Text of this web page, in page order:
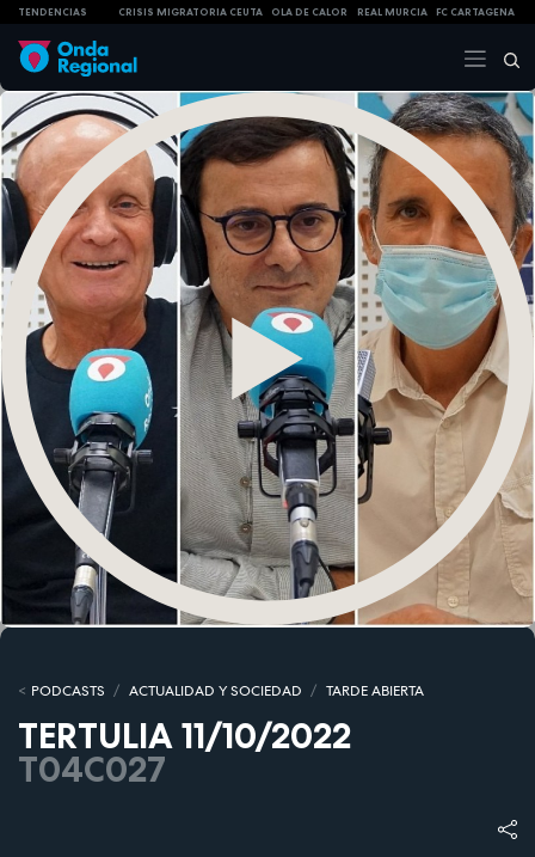
TENDENCIAS CRISIS MIGRATORIA CEUTA OLA DE CALOR REAL MURCIA FC CARTAGENA
PODCASTS ACTUALIDAD Y SOCIEDAD TARDE ABIERTA
TERTULIA 11/10/2022
T04C027